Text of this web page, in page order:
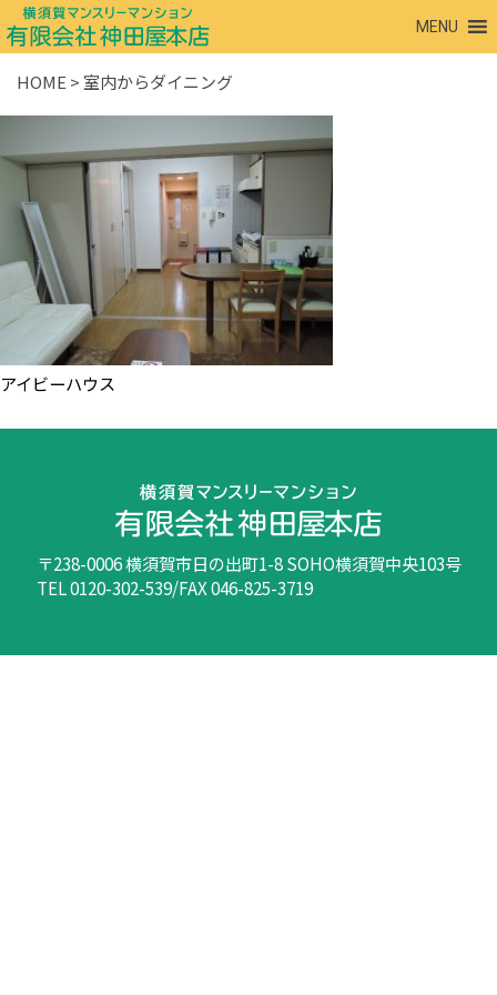
MENU
HOME > 室内からダイニング
アイビーハウス
〒238-0006 横須賀市日の出町1-8 SOHO横須賀中央103号
TEL 0120-302-539/FAX 046-825-3719